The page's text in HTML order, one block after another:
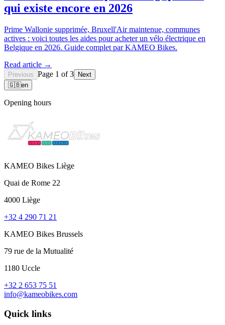
qui existe encore en 2026
Prime Wallonie supprimée, Bruxell'Air maintenue, communes
actives : voici toutes les aides pour acheter un vélo électrique en
Belgique en 2026. Guide complet par KAMEO Bikes.
Read article →
Previous Page 1 of 3
Next
🇬🇧en
Opening hours
KAMEO Bikes Liège
Quai de Rome 22
4000 Liège
+32 4 290 71 21
KAMEO Bikes Brussels
79 rue de la Mutualité
1180 Uccle
+32 2 653 75 51
info@kameobikes.com
Quick links